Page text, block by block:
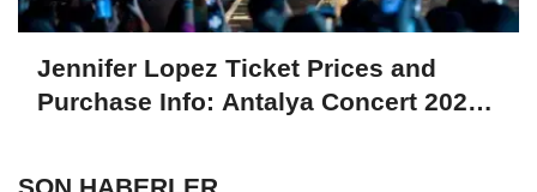
Jennifer Lopez Ticket Prices and
Purchase Info: Antalya Concert 2025
SON HABERLER